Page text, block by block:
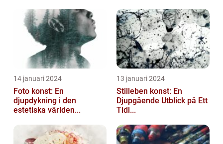
14 januari 2024
Foto konst: En
djupdykning i den
estetiska världen...
13 januari 2024
Stilleben konst: En
Djupgående Utblick på Ett
Tidl...